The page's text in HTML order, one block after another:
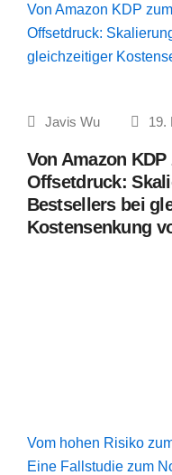
Von Amazon KDP
Offsetdruck:
gleichzeitiger
Javis Wu 19.
Von Amazon
Offsetdruck:
Bestsellers bei
Kostensenkung
Vom hohen Risiko
Eine Fallstudie zum